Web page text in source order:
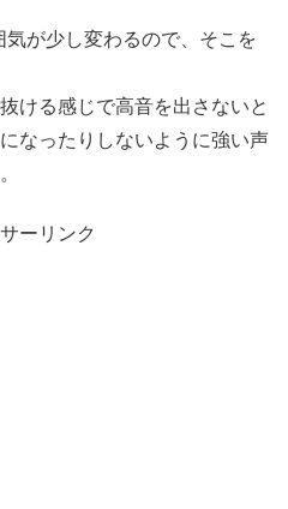
が少し変わるので、そこを
ける感じで高音を出さないと
なったりしないように強い声
ーリンク